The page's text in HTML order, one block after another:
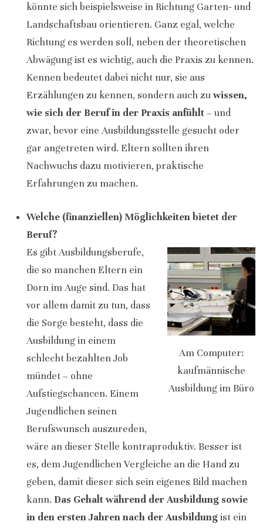
könnte sich beispielsweise in Richtung Garten- und
Landschaftsbau orientieren. Ganz egal, welche
Richtung es werden soll, neben der theoretischen
Abwägung ist es wichtig, auch die Praxis zu kennen.
Kennen bedeutet dabei nicht nur, sie aus
Erzählungen zu kennen, sondern auch zuwissen,
wie sich der Beruf in der Praxis anfühlt– und
zwar, bevor eine Ausbildungsstelle gesucht oder
gar angetreten wird. Eltern sollten ihren
Nachwuchs dazu motivieren, praktische
Erfahrungen zu machen.
Welche (finanziellen) Möglichkeiten bietet der
Beruf?
Am Computer:
kaufmännische
Ausbildung im Büro
Es gibt Ausbildungsberufe,
die so manchen Eltern ein
Dorn im Auge sind. Das hat
vor allem damit zu tun, dass
die Sorge besteht, dass die
Ausbildung in einem
schlecht bezahlten Job
mündet – ohne
Aufstiegschancen. Einem
Jugendlichen seinen
Berufswunsch auszureden,
wäre an dieser Stelle kontraproduktiv. Besser ist
es, dem Jugendlichen Vergleiche an die Hand zu
geben, damit dieser sich sein eigenes Bild machen
kann. Das Gehalt während der Ausbildung sowie
in den ersten Jahren nach der Ausbildungist ein